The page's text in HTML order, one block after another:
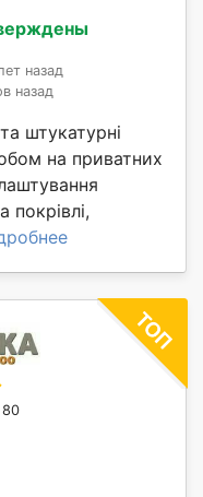
назад
назад
штукатурні
на приватних
80